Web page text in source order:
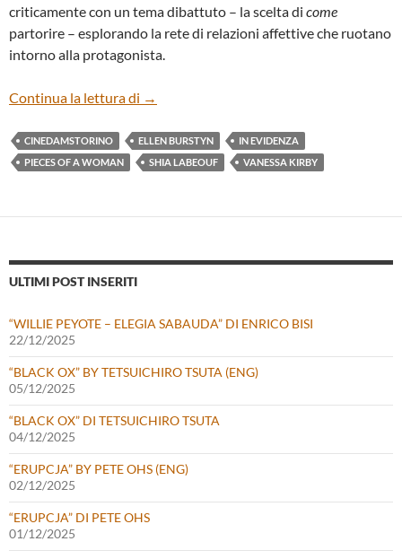
criticamente con un tema dibattuto – la scelta di come
partorire – esplorando la rete di relazioni affettive che ruotano
intorno alla protagonista.
Continua la lettura di “Pieces of a Woman” di Kornél Mundruczó
→
CINEDAMSTORINO ELLEN BURSTYN
IN EVIDENZA
PIECES OF A WOMAN
SHIA LABEOUF VANESSA KIRBY
ULTIMI POST INSERITI
“WILLIE PEYOTE – ELEGIA SABAUDA” DI ENRICO BISI
22/12/2025
“BLACK OX” BY TETSUICHIRO TSUTA (ENG)
05/12/2025
“BLACK OX” DI TETSUICHIRO TSUTA
04/12/2025
“ERUPCJA” BY PETE OHS (ENG)
02/12/2025
“ERUPCJA” DI PETE OHS
01/12/2025